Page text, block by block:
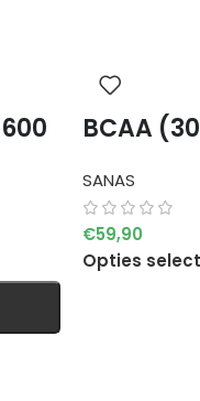
BCAA
SANAS
€59,90
Opties